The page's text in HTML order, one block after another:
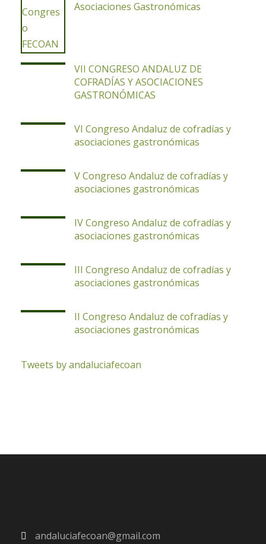
Asociaciones Gastronómicas
VII CONGRESO ANDALUZ DE
COFRADÍAS Y ASOCIACIONES
GASTRONÓMICAS
VI Congreso Andaluz de cofradías y
asociaciones gastronómicas
V Congreso Andaluz de cofradías y
asociaciones gastronómicas
IV Congreso Andaluz de cofradías y
asociaciones gastronómicas
III Congreso Andaluz de cofradías y
asociaciones gastronómicas
II Congreso Andaluz de cofradías y
asociaciones gastronómicas
Tweets by andaluciafecoan
andaluciafecoan@gmail.com